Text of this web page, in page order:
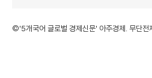
©'5개국어 글로벌 경제신문' 아주경제. 무단전